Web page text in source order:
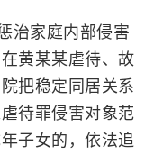
治家庭内部侵害
黄某某虐待、故
把稳定同居关系
待罪侵害对象范
子女的，依法追